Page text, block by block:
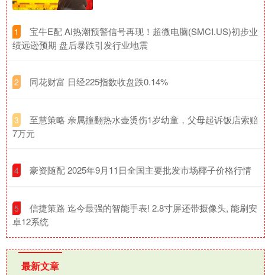
1
​宝牛E配 AI热潮预警信号再现！超微电脑(SMCI.US)初步业
绩远逊预期 盘后暴跌引发行业地震
2 ​同花财富 日经225指数收盘跌0.14%
3
​至慧策略 亲属撞翻热水壶烫伤1岁幼童，父母起诉饭店索赔
7万元
4 ​豪资随配 2025年9月11日全国主要批发市场椰子价格行情
5
​信捷策路 迄今最强的智能手表! 2.8寸屏还带摄像头, 能刷安
卓12系统
最新文章